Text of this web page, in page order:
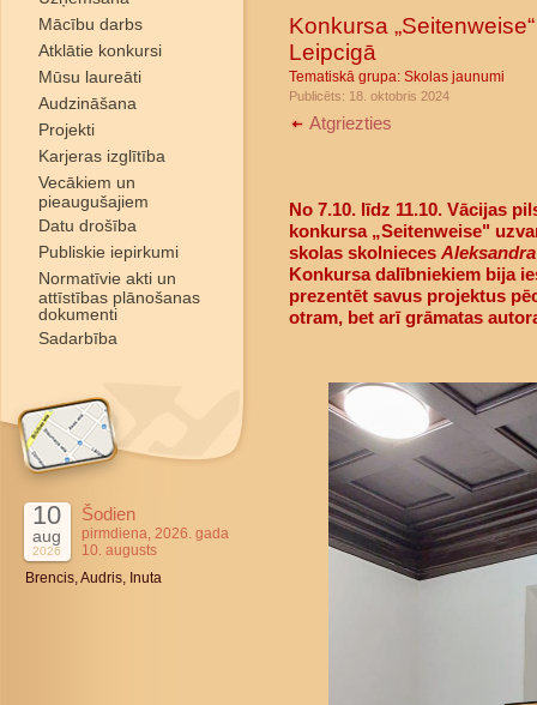
Mācību darbs
Atklātie konkursi
Mūsu laureāti
Audzināšana
Projekti
Karjeras izglītība
Vecākiem un
pieaugušajiem
Datu drošība
Publiskie iepirkumi
Normatīvie akti un
attīstības plānošanas
dokumenti
Sadarbība
10
aug
2026
Šodien
pirmdiena, 2026. gada
10. augusts
Brencis, Audris, Inuta
Konkursa
Leipcigā
Tematiskā grupa: Skolas jaunumi
Publicēts: 18. oktobris 2024
Atgriezties
No 7.10. līdz 11.10. Vācijas
konkursa „Seitenweise"
skolas skolnieces
Konkursa dalībniekiem bija
prezentēt savus projektus
otram, bet arī grāmatas